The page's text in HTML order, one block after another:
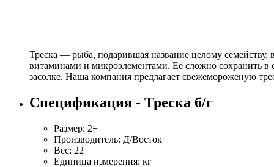
Треска — рыба, подарившая название целому
витаминами и микроэлементами. Её сложно сохранить в
засолке. Наша компания предлагает свежемороженую
Спецификация - Треска б/г
Размер: 2+
Производитель: Д/Восток
Вес: 22
Единица измерения: кг